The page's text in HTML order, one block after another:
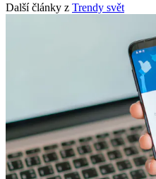
Další články z Trendy svět